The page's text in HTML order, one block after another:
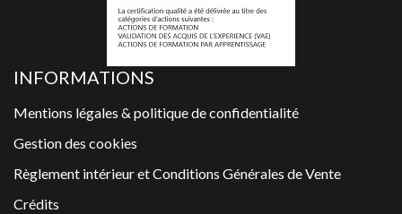
INFORMATIONS
Mentions légales & politique de confidentialité
Gestion des cookies
Règlement intérieur et Conditions Générales de Vente
Crédits